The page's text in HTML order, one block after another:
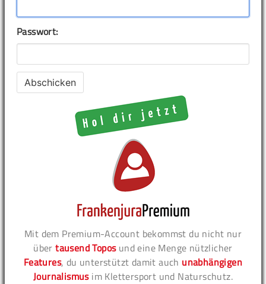
Passwort:
Mit dem Premium-Account bekommst du nicht nur
übertausend Toposund eine Menge nützlicher
Features, du unterstützt damit auch unabhängigen
Journalismusim Klettersport und Naturschutz.